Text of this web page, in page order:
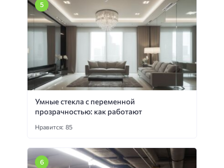
Умные стекла с переменной
прозрачностью: как работают
Нравится: 85